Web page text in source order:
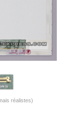
réalistes)